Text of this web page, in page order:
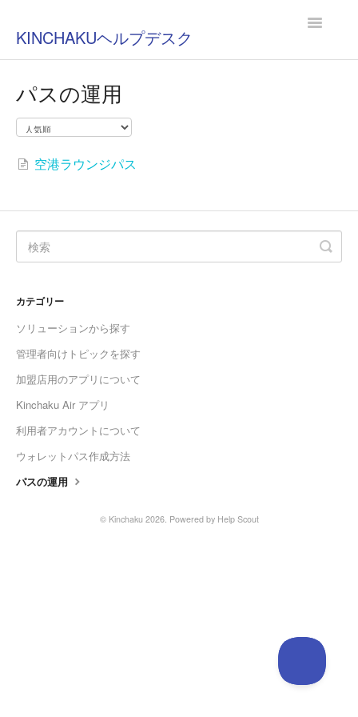
KINCHAKUヘルプデスク
Toggle
パスの運用
空港ラウンジパス
カテゴリー
ソリューションから探す
管理者向けトピックを探す
加盟店用のアプリについて
Kinchaku Air アプリ
利用者アカウントについて
ウォレットパス作成方法
パスの運用
© Kinchaku 2026. Powered by Help Scout